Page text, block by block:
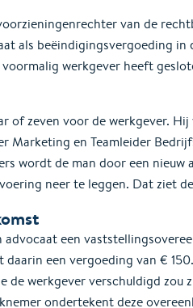
van de
als beëindigingsvergoeding
werkgever heeft
of zeven voor de werkgever.
Marketing en Teamleider
wordt de man door een
neer te leggen. Dat ziet
een
daarin een vergoeding van €
de werkgever verschuldigd zou
ondertekent deze